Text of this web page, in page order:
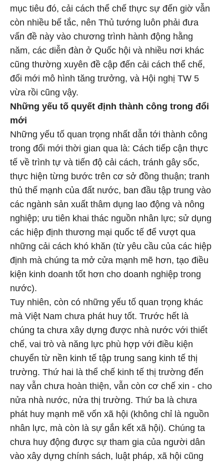
mục tiêu đó, cải cách thể chế thực sự đến giờ vẫn
còn nhiều bế tắc, nên Thủ tướng luôn phải đưa
vấn đề này vào chương trình hành động hằng
năm, các diễn đàn ở Quốc hội và nhiều nơi khác
cũng thường xuyên đề cập đến cải cách thể chế,
đổi mới mô hình tăng trưởng, và Hội nghị TW 5
vừa rồi cũng vậy.
Những yếu tố quyết định thành công trong đổi
mới
Những yếu tố quan trọng nhất dẫn tới thành công
trong đổi mới thời gian qua là: Cách tiếp cận thực
tế về trình tự và tiến độ cải cách, tránh gây sốc,
thực hiện từng bước trên cơ sở đồng thuận; tranh
thủ thế mạnh của đất nước, ban đầu tập trung vào
các ngành sản xuất thâm dụng lao động và nông
nghiệp; ưu tiên khai thác nguồn nhân lực; sử dụng
các hiệp định thương mại quốc tế để vượt qua
những cải cách khó khăn (từ yêu cầu của các hiệp
định mà chúng ta mở cửa mạnh mẽ hơn, tạo điều
kiện kinh doanh tốt hơn cho doanh nghiệp trong
nước).
Tuy nhiên, còn có những yếu tố quan trọng khác
mà Việt Nam chưa phát huy tốt. Trước hết là
chúng ta chưa xây dựng được nhà nước với thiết
chế, vai trò và năng lực phù hợp với điều kiện
chuyển từ nền kinh tế tập trung sang kinh tế thị
trường. Thứ hai là thể chế kinh tế thị trường đến
nay vẫn chưa hoàn thiện, vẫn còn cơ chế xin - cho
nửa nhà nước, nửa thị trường. Thứ ba là chưa
phát huy mạnh mẽ vốn xã hội (không chỉ là nguồn
nhân lực, mà còn là sự gắn kết xã hội). Chúng ta
chưa huy động được sự tham gia của người dân
vào xây dựng chính sách, luật pháp, xã hội cũng